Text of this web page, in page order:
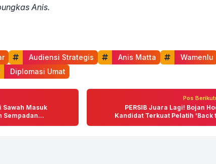
Anis.
Audiensi Strategis Anis Matta
Wamenlu
Diplomasi Umat
Sawah Masuk
Sempadan...
Pos
PERSIB Juara Lagi! Bojan
Kandidat Terkuat Pelatih 'Back